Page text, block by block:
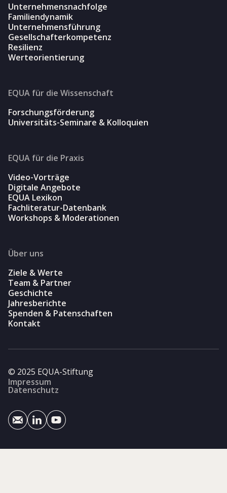
Unternehmensnachfolge
Familiendynamik
Unternehmensführung
Gesellschafterkompetenz
Resilienz
Werteorientierung
EQUA für die Wissenschaft
Forschungsförderung
Universitäts-Seminare & Kolloquien
EQUA für die Praxis
Video-Vorträge
Digitale Angebote
EQUA Lexikon
Fachliteratur-Datenbank
Workshops & Moderationen
Über uns
Ziele & Werte
Team & Partner
Geschichte
Jahresberichte
Spenden & Patenschaften
Kontakt
© 2025 EQUA-Stiftung
Impressum
Datenschutz